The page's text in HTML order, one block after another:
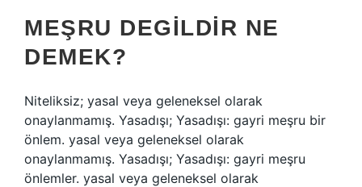
MEŞRU DEGILDIR NE
DEMEK?
Niteliksiz; yasal veya geleneksel olarak
onaylanmamış. Yasadışı; Yasadışı: gayri meşru bir
önlem. yasal veya geleneksel olarak
onaylanmamış. Yasadışı; Yasadışı: gayri meşru
önlemler. yasal veya geleneksel olarak